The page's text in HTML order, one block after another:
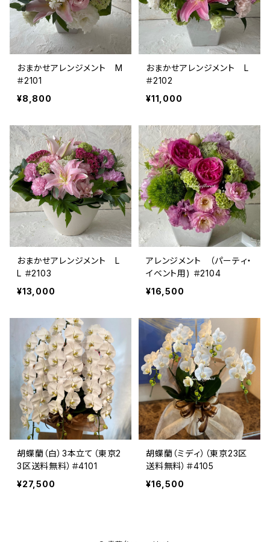
おまかせアレンジメント M
＃2101
¥8,800
おまかせアレンジメント L
＃2102
¥11,000
おまかせアレンジメント L
L ＃2103
¥13,000
アレンジメント （パーティ・
イベント用) ＃2104
¥16,500
胡蝶蘭（白）3本立て（東京2
3区送料無料）＃4101
¥27,500
胡蝶蘭（ミディ）（東京23区
送料無料）＃4105
¥16,500